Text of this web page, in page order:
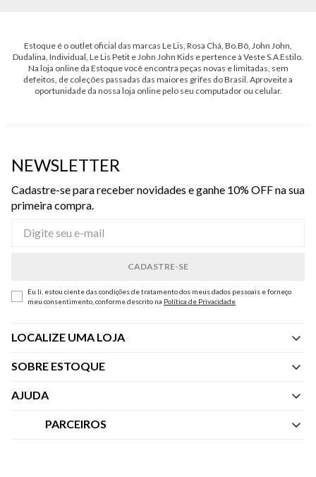
Estoque é o outlet oficial das marcas Le Lis, Rosa Chá, Bo.Bô, John John,
Dudalina, Individual, Le Lis Petit e John John Kids e pertence à Veste S.A Estilo.
Na loja online da Estoque você encontra peças novas e limitadas, sem
defeitos, de coleções passadas das maiores grifes do Brasil. Aproveite a
oportunidade da nossa loja online pelo seu computador ou celular.
NEWSLETTER
Cadastre-se para receber novidades e ganhe 10% OFF na sua
primeira compra.
Eu li, estou ciente das condições de tratamento dos meus dados pessoais e forneço
meu consentimento, conforme descrito na Política de Privacidade
LOCALIZE UMA LOJA
SOBRE ESTOQUE
Quem Somos
AJUDA
Central de Atendimento
PARCEIROS